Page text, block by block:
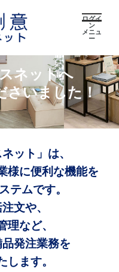
ログイ
ン
メニュ
ー
ネットへ
さいました！
ット」は、
様に便利な機能を
テムです。
文や、
理など、
発注業務を
します。